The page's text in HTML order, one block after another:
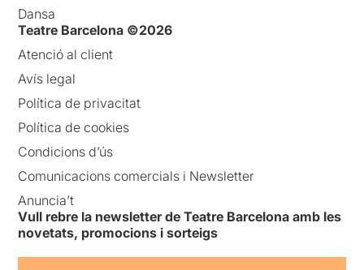
Dansa
Teatre Barcelona ©2026
Atenció al client
Avís legal
Política de privacitat
Política de cookies
Condicions d’ús
Comunicacions comercials i Newsletter
Anuncia’t
Vull rebre la newsletter de Teatre Barcelona amb les
novetats, promocions i sorteigs